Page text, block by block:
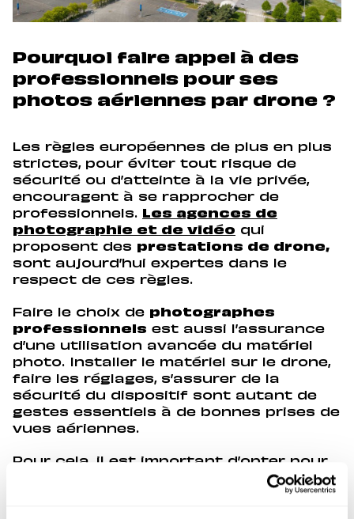
Pourquoi faire appel à des
professionnels pour ses
photos aériennes par drone ?
Les règles européennes de plus en plus
strictes, pour éviter tout risque de
sécurité ou d’atteinte à la vie privée,
encouragent à se rapprocher de
professionnels.
Les agences de
photographie et de vidéo qui
proposent des
prestations de drone,
sont aujourd’hui expertes dans le
respect de ces règles.
Faire le choix de
photographes
professionnels est aussi l’assurance
d’une utilisation avancée du matériel
photo. Installer le matériel sur le drone,
faire les réglages, s’assurer de la
sécurité du dispositif sont autant de
gestes essentiels à de bonnes prises de
vues aériennes.
Pour cela, il est important d’opter pour
une agence expérimentée dans ce
domaine, et qui a déjà un savoir-faire